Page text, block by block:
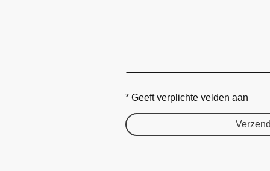
* Geeft verplichte velden aan